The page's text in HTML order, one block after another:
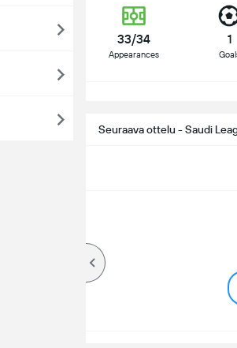
33/34
Appearances
1
Seuraava ottelu - Saudi